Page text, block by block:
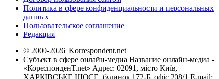
Политика в сфере конфиденциальности и персональных
данных
Пользовательское соглашение
Редакция
© 2000-2026, Korrespondent.net
Субъект в сфере онлайн-медиа Название онлайн-медиа -
«КореспонденТ.net» Адрес: 02091, місто Київ,
ХАРКІВСЬКЕ ШОСЕ, будинок 172-Б, офіс 208/1 E-mail: